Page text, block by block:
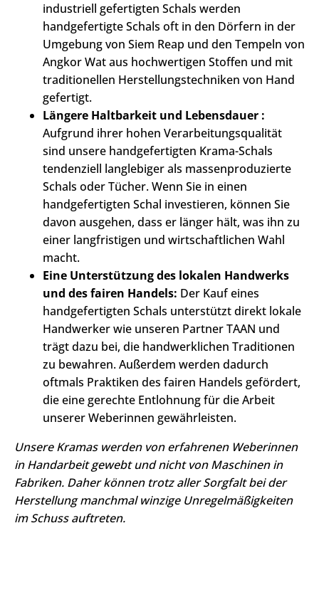
industriell gefertigten Schals werden
handgefertigte Schals oft in den Dörfern in der
Umgebung von Siem Reap und den Tempeln von
Angkor Wat aus hochwertigen Stoffen und mit
traditionellen Herstellungstechniken von Hand
gefertigt.
Längere Haltbarkeit und Lebensdauer :
Aufgrund ihrer hohen Verarbeitungsqualität
sind unsere handgefertigten Krama-Schals
tendenziell langlebiger als massenproduzierte
Schals oder Tücher. Wenn Sie in einen
handgefertigten Schal investieren, können Sie
davon ausgehen, dass er länger hält, was ihn zu
einer langfristigen und wirtschaftlichen Wahl
macht.
Eine Unterstützung des lokalen Handwerks
und des fairen Handels: Der Kauf eines
handgefertigten Schals unterstützt direkt lokale
Handwerker wie unseren Partner TAAN und
trägt dazu bei, die handwerklichen Traditionen
zu bewahren. Außerdem werden dadurch
oftmals Praktiken des fairen Handels gefördert,
die eine gerechte Entlohnung für die Arbeit
unserer Weberinnen gewährleisten.
Unsere Kramas werden von erfahrenen Weberinnen
in Handarbeit gewebt und nicht von Maschinen in
Fabriken. Daher können trotz aller Sorgfalt bei der
Herstellung manchmal winzige Unregelmäßigkeiten
im Schuss auftreten.